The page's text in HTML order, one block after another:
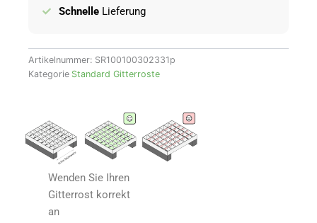
Schnelle Lieferung
Artikelnummer: SR100100302331p
Kategorie Standard Gitterroste
Wenden Sie Ihren
Gitterrost korrekt
an